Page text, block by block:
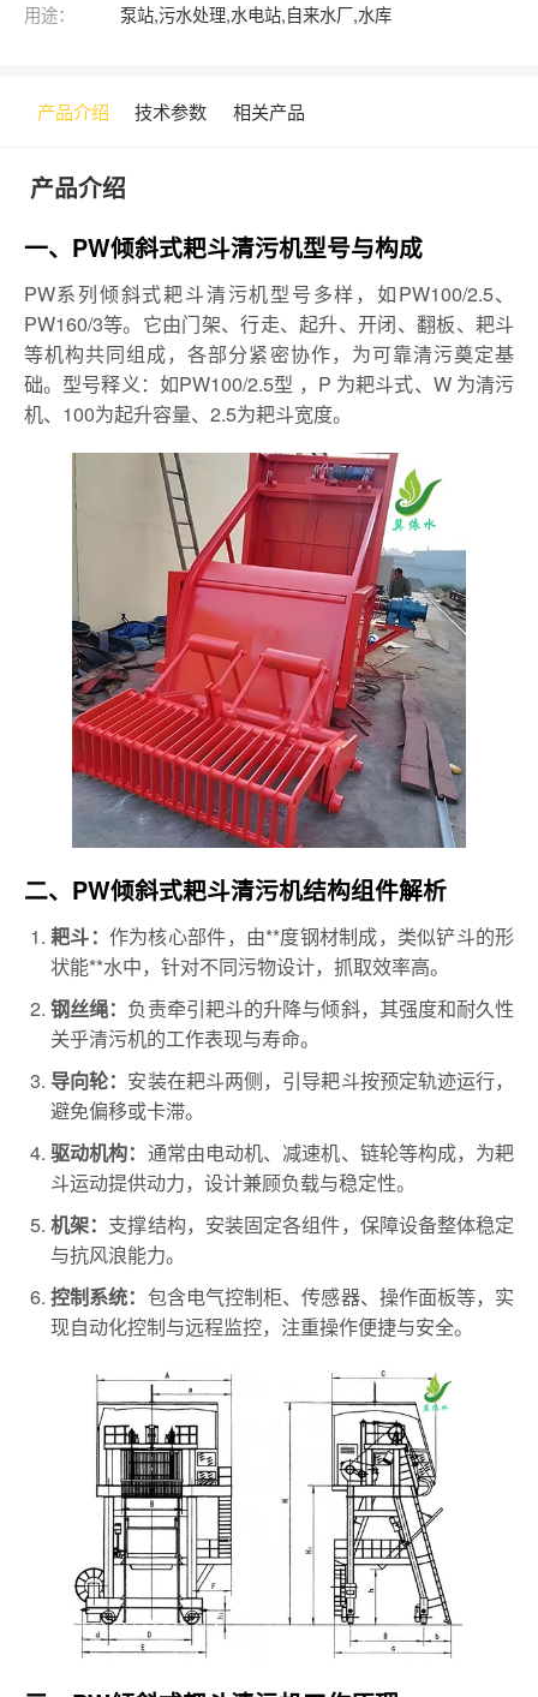
用途：
泵站,污水处理,水电站,自来水厂,水库
产品介绍 技术参数 相关产品
产品介绍
一、PW倾斜式耙斗清污机型号与构成
PW系列倾斜式耙斗清污机型号多样，如PW100/2.5、
PW160/3等。它由门架、行走、起升、开闭、翻板、耙斗
等机构共同组成，各部分紧密协作，为可靠清污奠定基
础。型号释义：如PW100/2.5型 ，P 为耙斗式、W 为清污
机、100为起升容量、2.5为耙斗宽度。
二、PW倾斜式耙斗清污机结构组件解析
耙斗： 作为核心部件，由**度钢材制成，类似铲斗的形
状能**水中，针对不同污物设计，抓取效率高。
钢丝绳： 负责牵引耙斗的升降与倾斜，其强度和耐久性
关乎清污机的工作表现与寿命。
导向轮： 安装在耙斗两侧，引导耙斗按预定轨迹运行，
避免偏移或卡滞。
驱动机构： 通常由电动机、减速机、链轮等构成，为耙
斗运动提供动力，设计兼顾负载与稳定性。
机架： 支撑结构，安装固定各组件，保障设备整体稳定
与抗风浪能力。
控制系统： 包含电气控制柜、传感器、操作面板等，实
现自动化控制与远程监控，注重操作便捷与安全。